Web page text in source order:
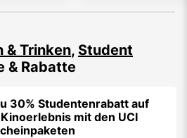
& Trinken, Student
& Rabatte
30% Studentenrabatt auf
mit den UCI